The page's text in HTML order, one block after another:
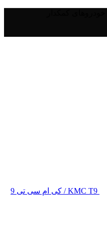
KMC T9 / کی ام سی تی 9